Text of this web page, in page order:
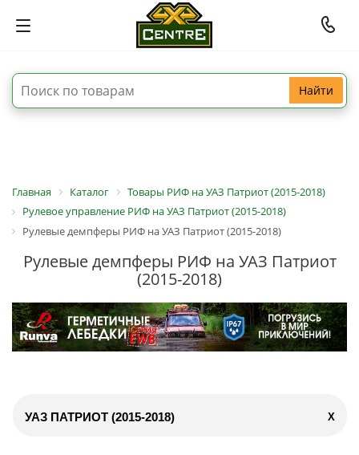
Найти
Главная Каталог
Товары РИФ на УАЗ Патриот (2015-2018)
Рулевое управление РИФ на УАЗ Патриот (2015-2018)
Рулевые демпферы РИФ на УАЗ Патриот (2015-2018)
Рулевые демпферы РИФ на УАЗ Патриот
(2015-2018)
УАЗ ПАТРИОТ (2015-2018) X